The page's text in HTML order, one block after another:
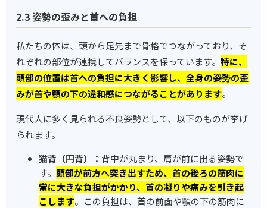
2.3 姿勢の歪みと首への負担
私たちの体は、頭から足先まで骨格でつながっており、そ
れぞれの部位が連携してバランスを保っています。特に、
頭部の位置は首への負担に大きく影響し、全身の姿勢の歪
みが首や顎の下の違和感につながることがあります。
現代人に多く見られる不良姿勢として、以下のものが挙げ
られます。
猫背（円背）： 背中が丸まり、肩が前に出る姿勢で
す。 頭部が前方へ突き出すため、首の後ろの筋肉に
常に大きな負担がかかり、首の凝りや痛みを引き起
こします。この負担は、首の前面や顎の下の筋肉に